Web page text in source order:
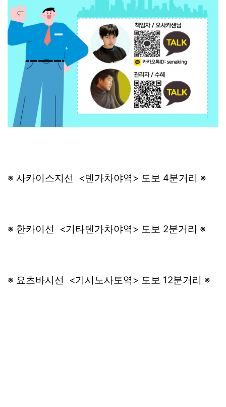
※ 사카이스지선 <덴가차야역> 도보 4분거리 ※
※ 한카이선 <기타텐가차야역> 도보 2분거리 ※
※ 요츠바시선 <기시노사토역> 도보 12분거리 ※